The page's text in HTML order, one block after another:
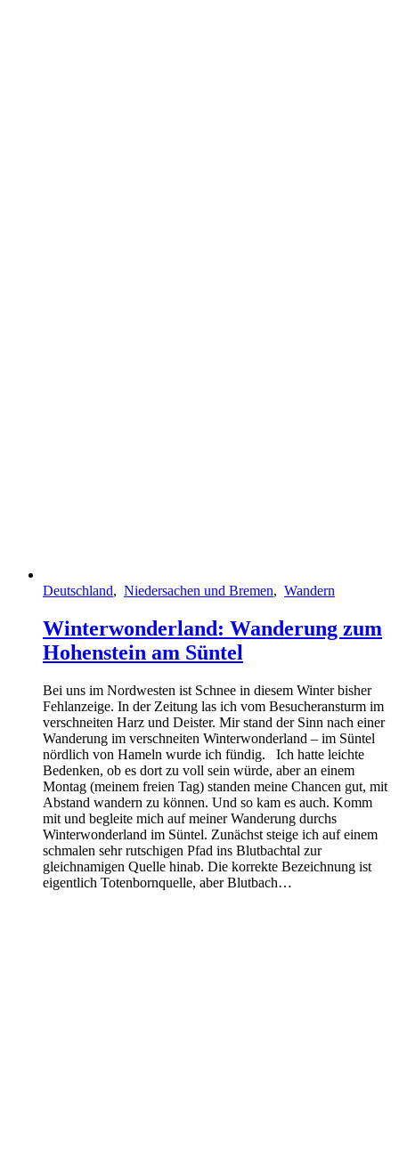
Deutschland, Niedersachen und Bremen, Wandern
Winterwonderland: Wanderung zum
Hohenstein am Süntel
Bei uns im Nordwesten ist Schnee in diesem Winter bisher
Fehlanzeige. In der Zeitung las ich vom Besucheransturm im
verschneiten Harz und Deister. Mir stand der Sinn nach einer
Wanderung im verschneiten Winterwonderland – im Süntel
nördlich von Hameln wurde ich fündig. Ich hatte leichte
Bedenken, ob es dort zu voll sein würde, aber an einem
Montag (meinem freien Tag) standen meine Chancen gut, mit
Abstand wandern zu können. Und so kam es auch. Komm
mit und begleite mich auf meiner Wanderung durchs
Winterwonderland im Süntel. Zunächst steige ich auf einem
schmalen sehr rutschigen Pfad ins Blutbachtal zur
gleichnamigen Quelle hinab. Die korrekte Bezeichnung ist
eigentlich Totenbornquelle, aber Blutbach…